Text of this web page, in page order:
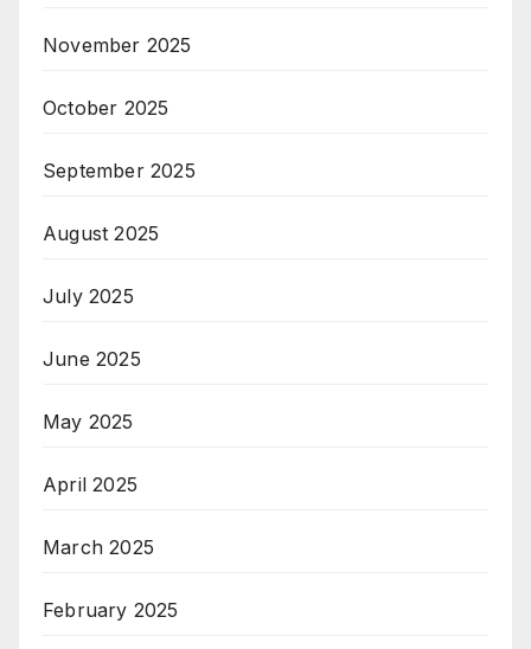
November 2025
October 2025
September 2025
August 2025
July 2025
June 2025
May 2025
April 2025
March 2025
February 2025